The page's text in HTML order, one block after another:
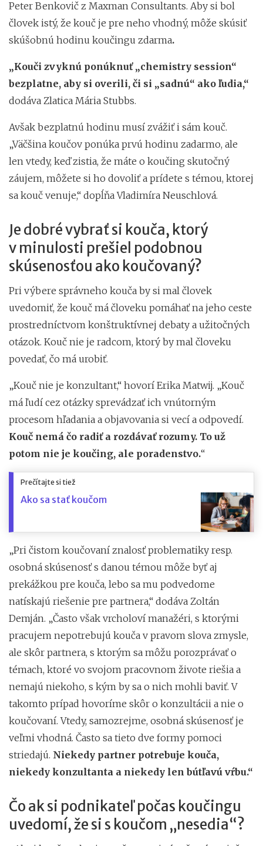
Peter Benkovič z Maxman Consultants. Aby si bol
človek istý, že kouč je pre neho vhodný, môže skúsiť
skúšobnú hodinu koučingu zdarma.
„Kouči zvyknú ponúknuť „chemistry session“
bezplatne, aby si overili, či si „sadnú“ ako ľudia,“
dodáva Zlatica Mária Stubbs.
Avšak bezplatnú hodinu musí zvážiť i sám kouč.
„Väčšina koučov ponúka prvú hodinu zadarmo, ale
len vtedy, keď zistia, že máte o koučing skutočný
záujem, môžete si ho dovoliť a prídete s témou, ktorej
sa kouč venuje,“ dopĺňa Vladimíra Neuschlová.
Je dobré vybrať si kouča, ktorý
v minulosti prešiel podobnou
skúsenosťou ako koučovaný?
Pri výbere správneho kouča by si mal človek
uvedomiť, že kouč má človeku pomáhať na jeho ceste
prostredníctvom konštruktívnej debaty a užitočných
otázok. Kouč nie je radcom, ktorý by mal človeku
povedať, čo má urobiť.
„Kouč nie je konzultant,“ hovorí Erika Matwij. „Kouč
má ľudí cez otázky sprevádzať ich vnútorným
procesom hľadania a objavovania si vecí a odpovedí.
Kouč nemá čo radiť a rozdávať rozumy. To už
potom nie je koučing, ale poradenstvo.“
Prečítajte si tiež
Ako sa stať koučom
„Pri čistom koučovaní znalosť problematiky resp.
osobná skúsenosť s danou témou môže byť aj
prekážkou pre kouča, lebo sa mu podvedome
natískajú riešenie pre partnera,“ dodáva Zoltán
Demján. „Často však vrcholoví manažéri, s ktorými
pracujem nepotrebujú kouča v pravom slova zmysle,
ale skôr partnera, s ktorým sa môžu porozprávať o
témach, ktoré vo svojom pracovnom živote riešia a
nemajú niekoho, s kým by sa o nich mohli baviť. V
takomto prípad hovoríme skôr o konzultácii a nie o
koučovaní. Vtedy, samozrejme, osobná skúsenosť je
veľmi vhodná. Často sa tieto dve formy pomoci
striedajú. Niekedy partner potrebuje kouča,
niekedy konzultanta a niekedy len bútľavú vŕbu.“
Čo ak si podnikateľ počas koučingu
uvedomí, že si s koučom „nesedia“?